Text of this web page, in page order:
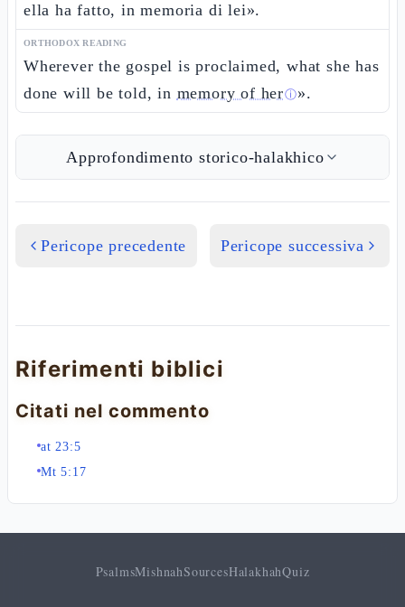
ella ha fatto, in memoria di lei».
ORTHODOX READING
Wherever the gospel is proclaimed, what she has
done will be told, in memory of herⓘ».
Approfondimento storico-halakhico
Pericope precedente Pericope successiva
Riferimenti biblici
Citati nel commento
at 23:5
Mt 5:17
PsalmsMishnahSourcesHalakhahQuiz